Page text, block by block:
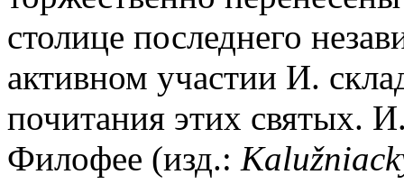
столице последнего
активном участии И.
почитания этих святых.
Филофее (изд.: Kaluž